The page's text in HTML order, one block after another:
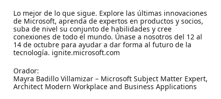
Lo mejor de lo que sigue. Explore las últimas innovaciones
de Microsoft, aprenda de expertos en productos y socios,
suba de nivel su conjunto de habilidades y cree
conexiones de todo el mundo. Únase a nosotros del 12 al
14 de octubre para ayudar a dar forma al futuro de la
tecnología. ignite.microsoft.com
Orador:
Mayra Badillo Villamizar – Microsoft Subject Matter Expert,
Architect Modern Workplace and Business Applications